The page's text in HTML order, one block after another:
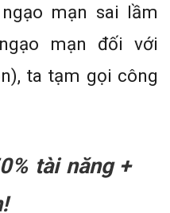
mạn sai lầm
mạn đối với
ta tạm gọi công
tài năng +